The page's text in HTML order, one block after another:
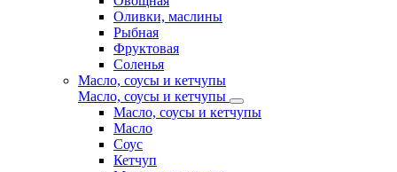
Оливки, маслины
Рыбная
Фруктовая
Соленья
Масло, соусы и кетчупы
Масло, соусы и кетчупы
Масло, соусы и кетчупы
Масло
Соус
Кетчуп